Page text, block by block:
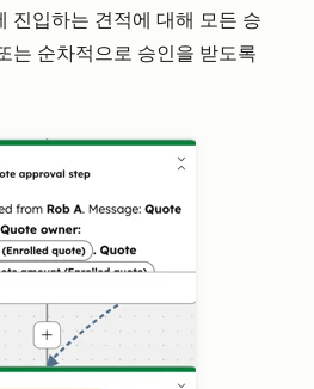
진입하는 견적에 대해 모든 승
는 순차적으로 승인을 받도록